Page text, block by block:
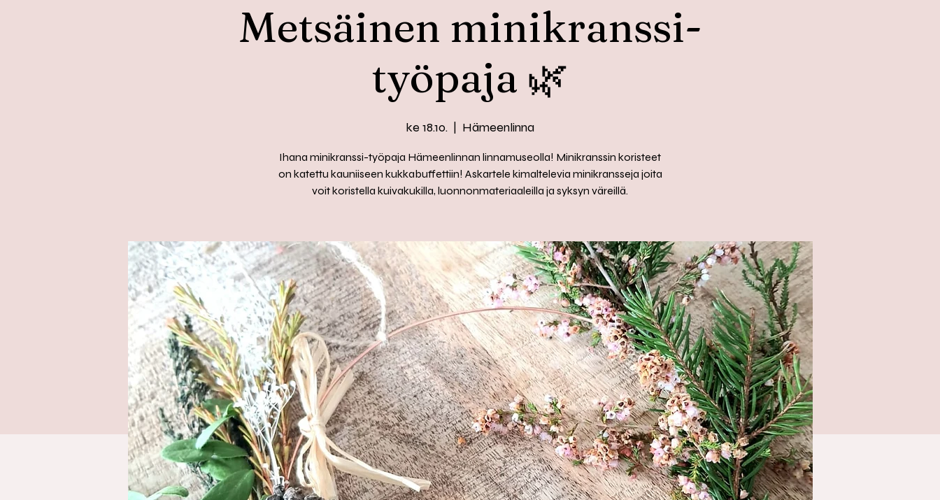
Metsäinen minikranssi-
työpaja 🌿
ke 18.10. Hämeenlinna
Ihana minikranssi-työpaja Hämeenlinnan linnamuseolla! Minikranssin koristeet
on katettu kauniiseen kukkabuffettiin! Askartele kimaltelevia minikransseja joita
voit koristella kuivakukilla, luonnonmateriaaleilla ja syksyn väreillä.